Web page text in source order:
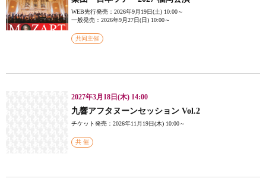
WEB先行発売：2026年9月19日(土) 10:00～
一般発売：2026年9月27日(日) 10:00～
共同主催
2027年3月18日(木) 14:00
九響アフタヌーンセッション Vol.2
チケット発売：2026年11月19日(木) 10:00～
共 催